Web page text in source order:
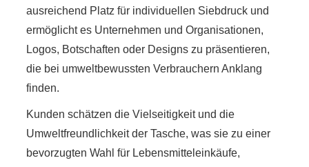
ausreichend Platz für individuellen Siebdruck und
ermöglicht es Unternehmen und Organisationen,
Logos, Botschaften oder Designs zu präsentieren,
die bei umweltbewussten Verbrauchern Anklang
finden.
Kunden schätzen die Vielseitigkeit und die
Umweltfreundlichkeit der Tasche, was sie zu einer
bevorzugten Wahl für Lebensmitteleinkäufe,